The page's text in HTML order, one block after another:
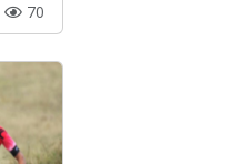
70